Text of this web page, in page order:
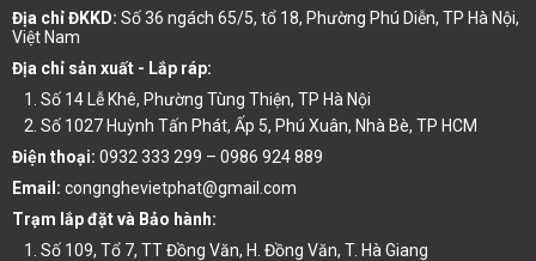
Địa chỉ ĐKKD: Số 36 ngách 65/5, tổ 18, Phường Phú Diễn, TP Hà Nội,
Việt Nam
Địa chỉ sản xuất - Lắp ráp:
Số 14 Lễ Khê, Phường Tùng Thiện, TP Hà Nội
Số 1027 Huỳnh Tấn Phát, Ấp 5, Phú Xuân, Nhà Bè, TP HCM
Điện thoại: 0932 333 299 – 0986 924 889
Email: congnghevietphat@gmail.com
Trạm lắp đặt và Bảo hành:
Số 109, Tổ 7, TT Đồng Văn, H. Đồng Văn, T. Hà Giang